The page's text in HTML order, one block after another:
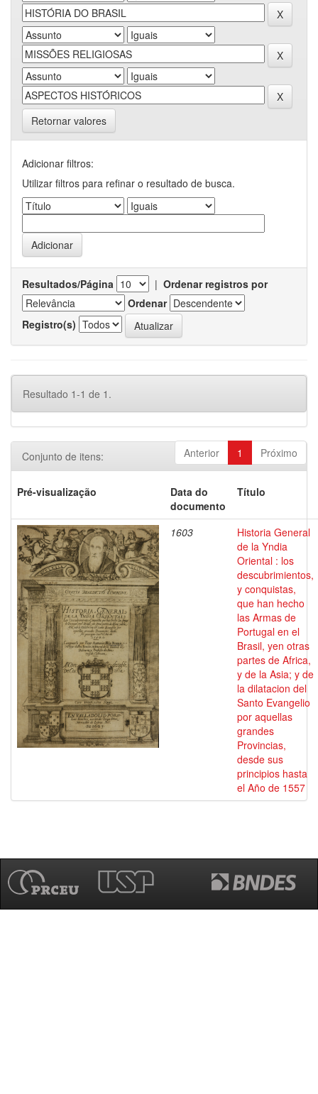
Retornar valores
Adicionar filtros:
Utilizar filtros para refinar o resultado de busca.
Resultados/Página | Ordenar registros por
Ordenar
Registro(s)
Resultado 1-1 de 1.
Anterior 1 Próximo
Conjunto de itens:
Pré-visualização
Data do
documento
Título
1603
Historia General
de la Yndia
Oriental : los
descubrimientos,
y conquistas,
que han hecho
las Armas de
Portugal en el
Brasil, yen otras
partes de Africa,
y de la Asia; y de
la dilatacion del
Santo Evangelio
por aquellas
grandes
Provincias,
desde sus
principios hasta
el Año de 1557